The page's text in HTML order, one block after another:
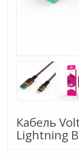
Кабель
Lightning